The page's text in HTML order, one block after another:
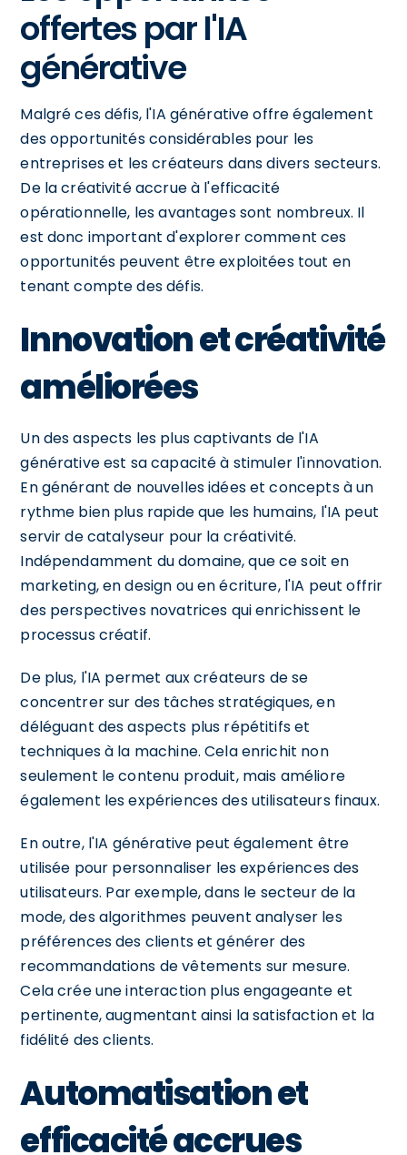
offertes par l'IA
générative
Malgré ces défis, l'IA générative offre également
des opportunités considérables pour les
entreprises et les créateurs dans divers secteurs.
De la créativité accrue à l'efficacité
opérationnelle, les avantages sont nombreux. Il
est donc important d'explorer comment ces
opportunités peuvent être exploitées tout en
tenant compte des défis.
Innovation et créativité
améliorées
Un des aspects les plus captivants de l'IA
générative est sa capacité à stimuler l'innovation.
En générant de nouvelles idées et concepts à un
rythme bien plus rapide que les humains, l'IA peut
servir de catalyseur pour la créativité.
Indépendamment du domaine, que ce soit en
marketing, en design ou en écriture, l'IA peut offrir
des perspectives novatrices qui enrichissent le
processus créatif.
De plus, l'IA permet aux créateurs de se
concentrer sur des tâches stratégiques, en
déléguant des aspects plus répétitifs et
techniques à la machine. Cela enrichit non
seulement le contenu produit, mais améliore
également les expériences des utilisateurs finaux.
En outre, l'IA générative peut également être
utilisée pour personnaliser les expériences des
utilisateurs. Par exemple, dans le secteur de la
mode, des algorithmes peuvent analyser les
préférences des clients et générer des
recommandations de vêtements sur mesure.
Cela crée une interaction plus engageante et
pertinente, augmentant ainsi la satisfaction et la
fidélité des clients.
Automatisation et
efficacité accrues